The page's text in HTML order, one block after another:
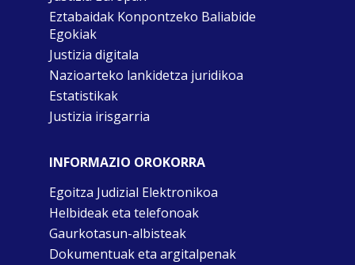
Eztabaidak Konpontzeko Baliabide
Egokiak
Justizia digitala
Nazioarteko lankidetza juridikoa
Estatistikak
Justizia irisgarria
INFORMAZIO OROKORRA
Egoitza Judizial Elektronikoa
Helbideak eta telefonoak
Gaurkotasun-albisteak
Dokumentuak eta argitalpenak